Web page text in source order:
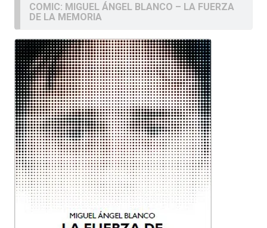
COMIC: MIGUEL ÁNGEL BLANCO – LA FUERZA
DE LA MEMORIA